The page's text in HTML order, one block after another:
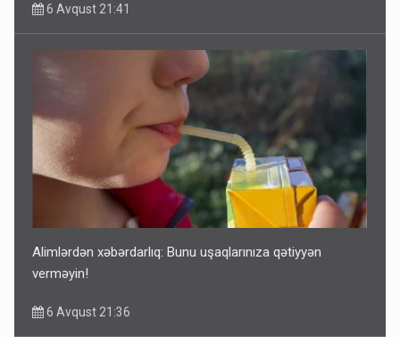
6 Avqust 21:41
Alimlərdən xəbərdarlıq: Bunu uşaqlarınıza qətiyyən
verməyin!
6 Avqust 21:36